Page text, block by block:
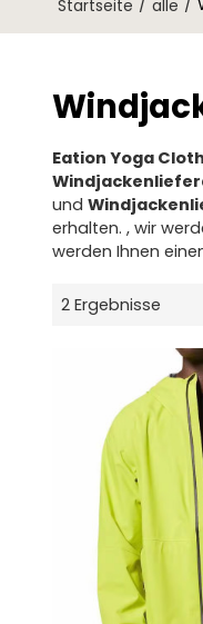
Startseite / alle /
Eation Yoga
und
erhalten. , wir
werden Ihnen
2 Ergebnisse